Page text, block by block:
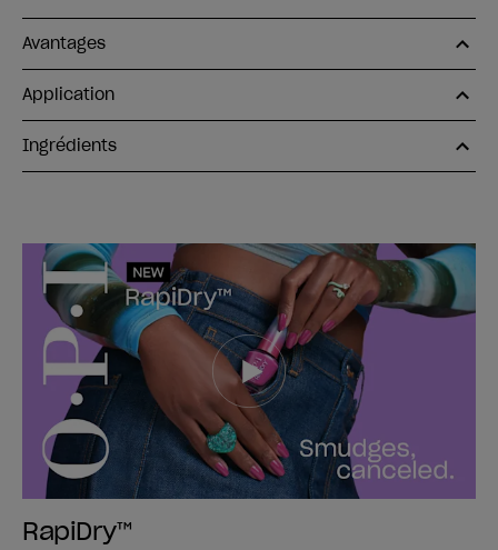
Avantages
Application
Ingrédients
RapiDry™